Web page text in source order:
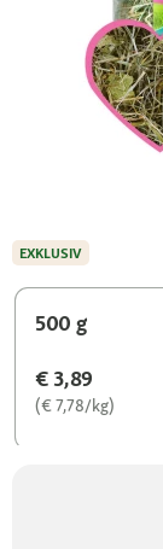
500 g
€ 3,89
(€ 7,78/kg)
EXKLUSIV